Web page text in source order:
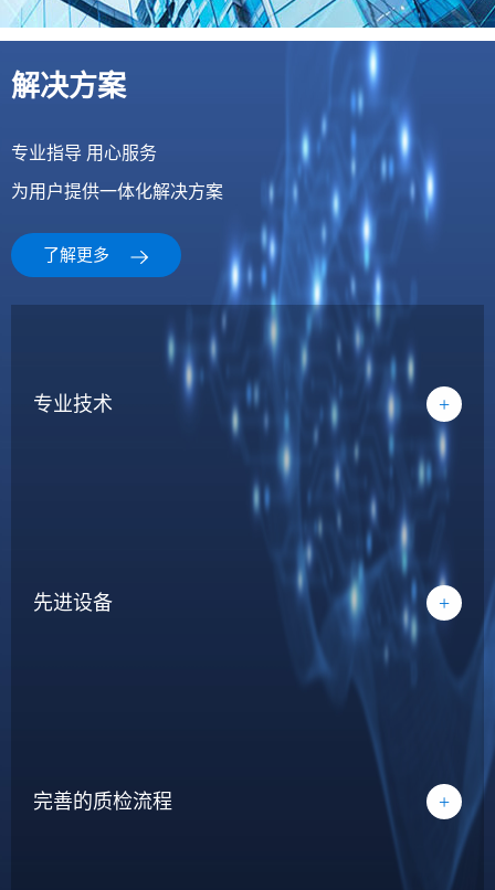
解决方案
专业指导 用心服务
为用户提供一体化解决方案
了解更多
专业技术 +
先进设备 +
完善的质检流程 +